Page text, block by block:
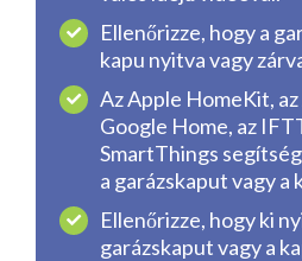
Ellenőrizze, hogy a
kapu nyitva vagy
Az Apple HomeKit, az
Google Home, az
SmartThings
a garázskaput vagy a
Ellenőrizze, hogy ki
garázskaput vagy a